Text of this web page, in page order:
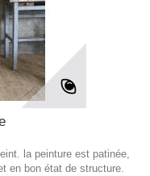
la peinture est patinée,
en bon état de structure.